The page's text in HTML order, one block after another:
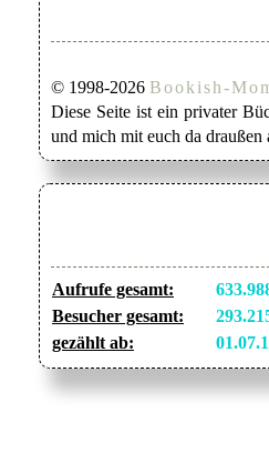
© 1998-2026 Bookish-
Diese Seite ist ein privater
und mich mit euch da draußen
Aufrufe gesamt:
Besucher gesamt:
gezählt ab: